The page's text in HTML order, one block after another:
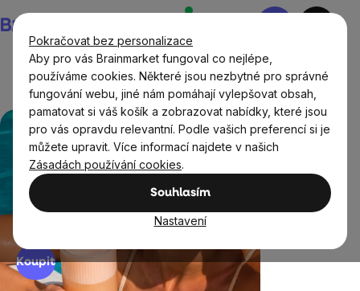
Pokračovat bez personalizace
Aby pro vás Brainmarket fungoval co nejlépe,
používáme cookies. Některé jsou nezbytné pro správné
fungování webu, jiné nám pomáhají vylepšovat obsah,
pamatovat si váš košík a zobrazovat nabídky, které jsou
pro vás opravdu relevantní. Podle vašich preferencí si je
můžete upravit. Více informací najdete v našich
Zásadách používání cookies.
Souhlasím
Nastavení
na
obsah
Nákupní
Myslimě
zdravě!
Když protein chutná jako letní
drink.
BrainMax Clear Protein® je ideální
způsob, jak doplnit bílkoviny bez
mléčné chuti. Přes 19 g bílkovin v
dávce! Objevte nové příchutě.
Koupit
BIO složení,
doplnění